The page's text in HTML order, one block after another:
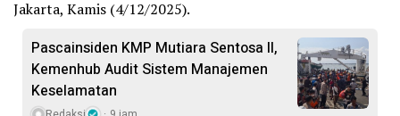
Jakarta, Kamis (4/12/2025).
Pascainsiden KMP Mutiara Sentosa II,
Kemenhub Audit Sistem Manajemen
Keselamatan